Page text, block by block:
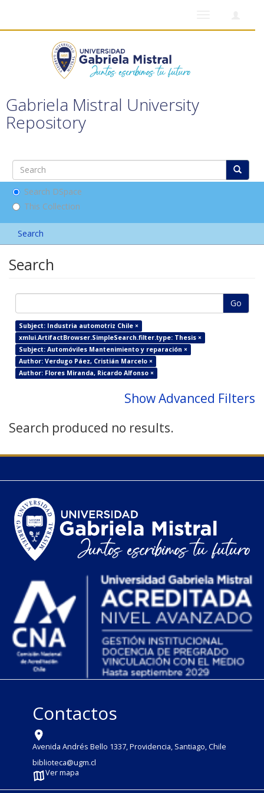
Gabriela Mistral University
Repository
Search DSpace
This Collection
Search
Search
Go
Subject: Industria automotriz Chile ×
xmlui.ArtifactBrowser.SimpleSearch.filter.type: Thesis ×
Subject: Automóviles Mantenimiento y reparación ×
Author: Verdugo Páez, Cristián Marcelo ×
Author: Flores Miranda, Ricardo Alfonso ×
Show Advanced Filters
Search produced no results.
Contactos
Avenida Andrés Bello 1337, Providencia, Santiago, Chile
biblioteca@ugm.cl
Ver mapa